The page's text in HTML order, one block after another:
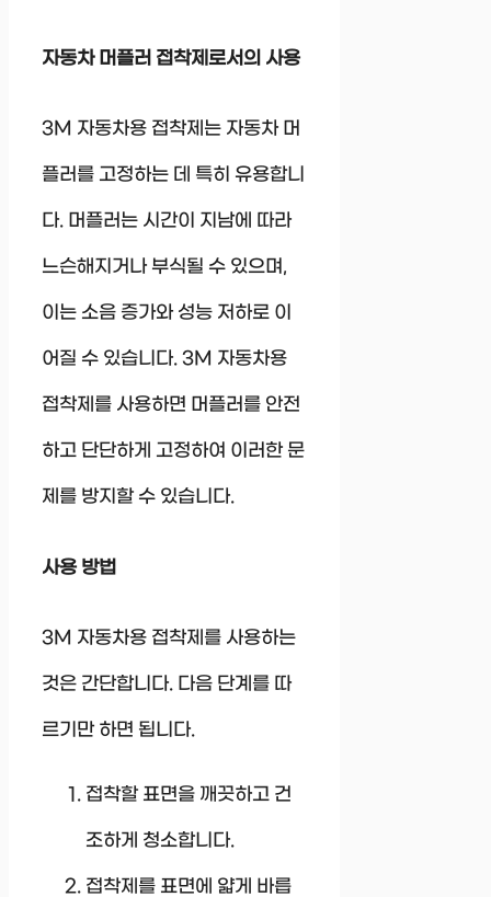
자동차 머플러 접착제로서의 사용
3M 자동차용 접착제는 자동차 머
플러를 고정하는 데 특히 유용합니
다. 머플러는 시간이 지남에 따라
느슨해지거나 부식될 수 있으며,
이는 소음 증가와 성능 저하로 이
어질 수 있습니다. 3M 자동차용
접착제를 사용하면 머플러를 안전
하고 단단하게 고정하여 이러한 문
제를 방지할 수 있습니다.
사용 방법
3M 자동차용 접착제를 사용하는
것은 간단합니다. 다음 단계를 따
르기만 하면 됩니다.
접착할 표면을 깨끗하고 건
조하게 청소합니다.
접착제를 표면에 얇게 바릅